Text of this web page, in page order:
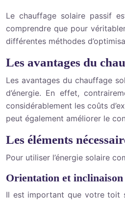
Le chauffage solaire passif
comprendre que pour
différentes méthodes
Les avantages du
Les avantages du chauffage
d’énergie. En effet,
considérablement les coûts
peut également améliorer le
Les éléments
Pour utiliser l’énergie solaire
Orientation et
Il est important que votre toit